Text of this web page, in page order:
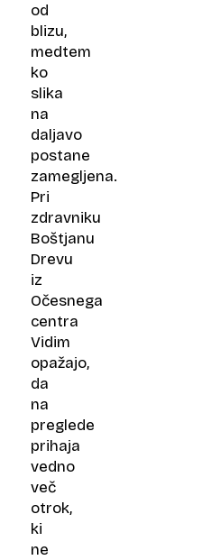
od
blizu,
medtem
ko
slika
na
daljavo
postane
zamegljena.
Pri
zdravniku
Boštjanu
Drevu
iz
Očesnega
centra
Vidim
opažajo,
da
na
preglede
prihaja
vedno
več
otrok,
ki
ne